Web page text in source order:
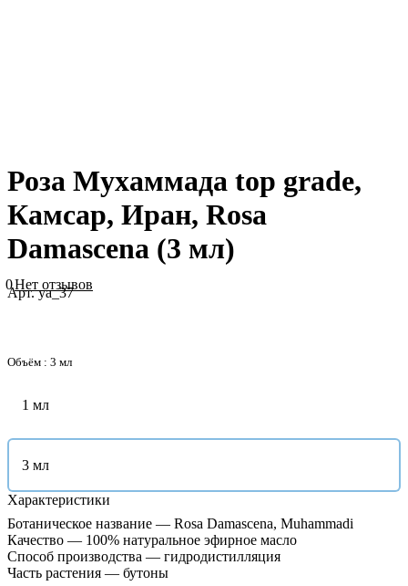
Роза Мухаммада top grade,
Камсар, Иран, Rosa
Damascena (3 мл)
0Нет отзывов
Арт.ya_37
Объём : 3 мл
1 мл
3 мл
Характеристики
Ботаническое название — Rosa Damascena, Muhammadi
Качество — 100% натуральное эфирное масло
Способ производства — гидродистилляция
Часть растения — бутоны